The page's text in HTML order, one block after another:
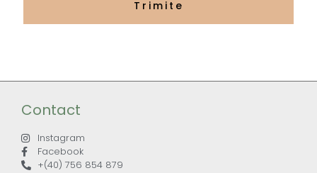
Contact
Instagram
Facebook
+(40) 756 854 879